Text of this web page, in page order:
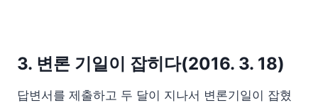
3. 변론 기일이 잡히다(2016. 3. 18)
답변서를 제출하고 두 달이 지나서 변론기일이 잡혔